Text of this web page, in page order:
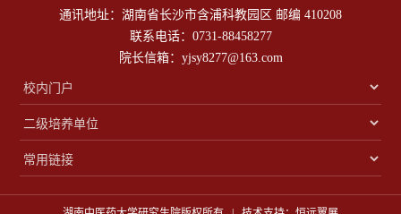
通讯地址：湖南省长沙市含浦科教园区 邮编 410208
联系电话：0731-88458277
院长信箱：yjsy8277@163.com